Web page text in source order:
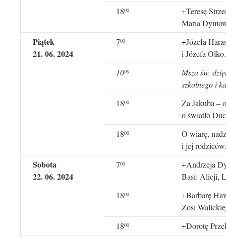
1800
+Teresę
Maria
Piątek
21. 06. 2024
700
+Józefa
i Józefa Olko.
1000
Msza św.
szkolnego i
1800
Za Jakuba –
o światło
1800
O wiarę,
i jej rodziców.
Sobota
22. 06. 2024
700
+Andrzeja
Basi: Alicji,
1800
+Barbarę
Zosi
1800 +Dorotę